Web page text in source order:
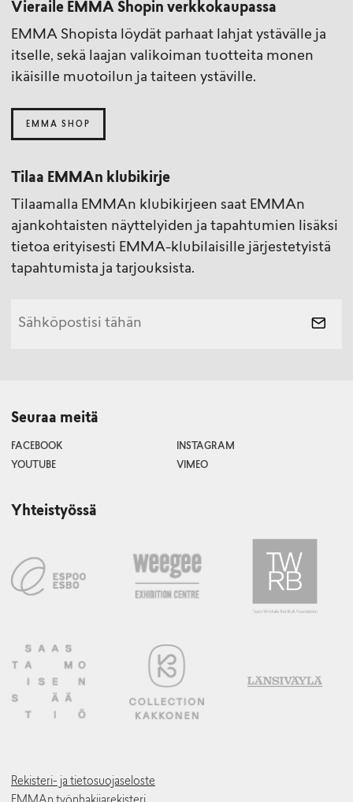
Vieraile EMMA Shopin verkkokaupassa
EMMA Shopista löydät parhaat lahjat ystävälle ja
itselle, sekä laajan valikoiman tuotteita monen
ikäisille muotoilun ja taiteen ystäville.
EMMA SHOP
Tilaa EMMAn klubikirje
Tilaamalla EMMAn klubikirjeen saat EMMAn
ajankohtaisten näyttelyiden ja tapahtumien lisäksi
tietoa erityisesti EMMA-klubilaisille järjestetyistä
tapahtumista ja tarjouksista.
Seuraa meitä
FACEBOOK
INSTAGRAM
YOUTUBE
VIMEO
Yhteistyössä
Rekisteri- ja tietosuojaseloste